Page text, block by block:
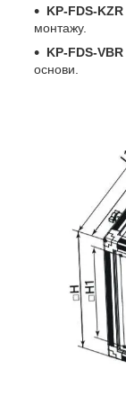
KP-FDS-KZR
монтажу.
KP-FDS-VBR
основи.